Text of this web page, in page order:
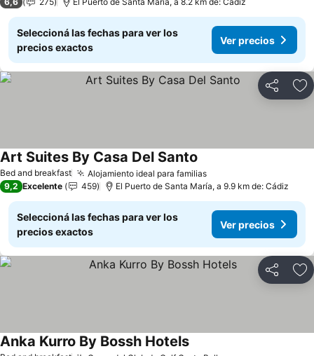
Seleccioná las fechas para ver los
precios exactos
Ver precios
Compartir
Bed and breakfast Alojamiento ideal para familiasVer precios
Art Suites By Casa Del Santo
9,2 Excelente 459 El Puerto de Santa María, a 9.9 km de: Cádiz
Seleccioná las fechas para ver los
precios exactos
Ver precios
Compartir
Anka Kurro By Bossh HotelsVer precios